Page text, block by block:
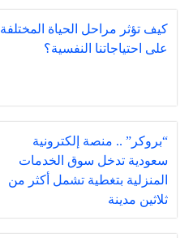
كيف تؤثر مراحل الحياة المختلفة
على احتياجاتنا النفسية؟
“بروكر” .. منصة إلكترونية
سعودية تدخل سوق الخدمات
المنزلية بتغطية تشمل أكثر من
ثلاثين مدينة